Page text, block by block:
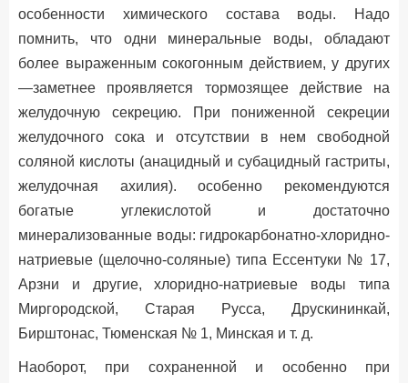
особенности химического состава воды. Надо
помнить, что одни минеральные воды, обладают
более выраженным сокогонным действием, у других
—заметнее проявляется тормозящее действие на
желудочную секрецию. При пониженной секреции
желудочного сока и отсутствии в нем свободной
соляной кислоты (анацидный и субацидный гастриты,
желудочная ахилия). особенно рекомендуются
богатые углекислотой и достаточно
минерализованные воды: гидрокарбонатно-хлоридно-
натриевые (щелочно-соляные) типа Ессентуки № 17,
Арзни и другие, хлоридно-натриевые воды типа
Миргородской, Старая Русса, Друскининкай,
Бирштонас, Тюменская № 1, Минская и т. д.
Наоборот, при сохраненной и особенно при